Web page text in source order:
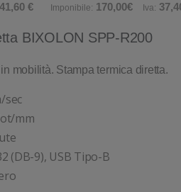
€ Imponibile: 170,00€ Iva:
BIXOLON SPP-R200
mobilità. Stampa termica diretta.
sec
mm
(DB-9), USB Tipo-B